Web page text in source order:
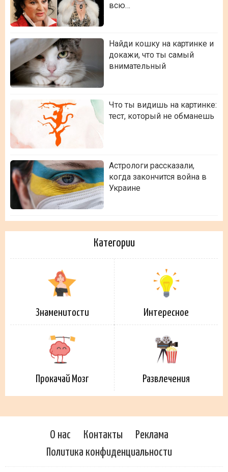
всю…
Найди кошку на картинке и
докажи, что ты самый
внимательный
Что ты видишь на картинке:
тест, который не обманешь
Астрологи рассказали,
когда закончится война в
Украине
Категории
Знаменитости Интересное
Прокачай Мозг Развлечения
О нас Контакты
Реклама
Политика конфиденциальности